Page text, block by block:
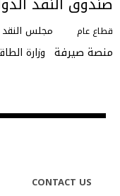
قطاع عام مجلس النقد
منصة صيرفة وزارة
CONTACT US